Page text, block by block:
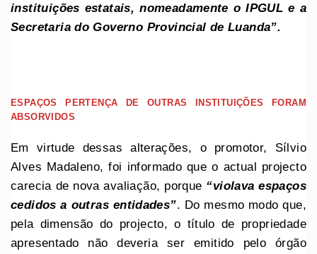
instituições estatais, nomeadamente o IPGUL e a
Secretaria do Governo Provincial de Luanda”.
ESPAÇOS PERTENÇA DE OUTRAS INSTITUIÇÕES FORAM
ABSORVIDOS
Em virtude dessas alterações, o promotor, Sílvio
Alves Madaleno, foi informado que o actual projecto
carecia de nova avaliação, porque “violava espaços
cedidos a outras entidades”. Do mesmo modo que,
pela dimensão do projecto, o título de propriedade
apresentado não deveria ser emitido pelo órgão